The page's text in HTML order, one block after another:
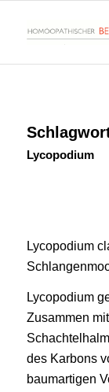
Lycopodium
Lycopodium
Lycopodium
Zusammen
des Karbons
baumartigen